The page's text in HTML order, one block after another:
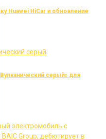
Huawei HiCar и обновление
серый» для